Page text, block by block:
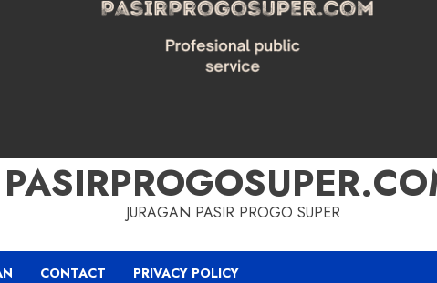
JURAGAN PASIR PROGO SUPER
CONTACT PRIVACY POLICY